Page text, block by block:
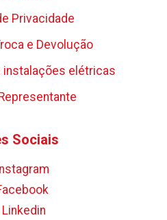
Privacidade
e Devolução
instalações elétricas
Sociais
Linkedin